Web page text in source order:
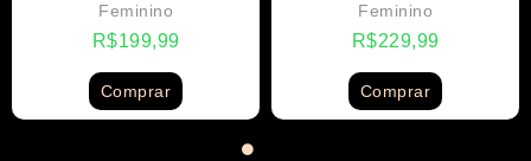
Feminino
R$199,99
Comprar
Feminino
R$229,99
Comprar